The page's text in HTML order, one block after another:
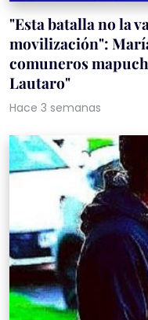
"Esta batalla no la
movilización":
comuneros
Lautaro"
Hace 3 semanas